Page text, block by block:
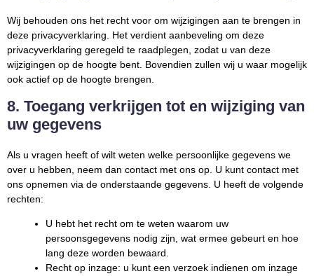
Wij behouden ons het recht voor om wijzigingen aan te brengen in
deze privacyverklaring. Het verdient aanbeveling om deze
privacyverklaring geregeld te raadplegen, zodat u van deze
wijzigingen op de hoogte bent. Bovendien zullen wij u waar mogelijk
ook actief op de hoogte brengen.
8. Toegang verkrijgen tot en wijziging van
uw gegevens
Als u vragen heeft of wilt weten welke persoonlijke gegevens we
over u hebben, neem dan contact met ons op. U kunt contact met
ons opnemen via de onderstaande gegevens. U heeft de volgende
rechten:
U hebt het recht om te weten waarom uw
persoonsgegevens nodig zijn, wat ermee gebeurt en hoe
lang deze worden bewaard.
Recht op inzage: u kunt een verzoek indienen om inzage